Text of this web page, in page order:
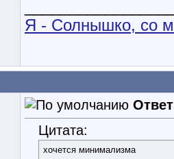
Я - Солнышко, со
Цитата:
хочется минимализма